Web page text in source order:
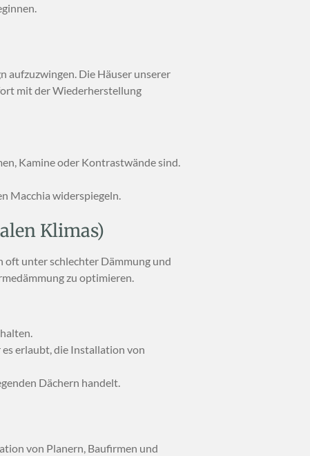
aufzuzwingen. Die Häuser unserer
mit der Wiederherstellung
Kamine oder Kontrastwände sind.
Macchia widerspiegeln.
Klimas)
oft unter schlechter Dämmung und
zu optimieren.
erlaubt, die Installation von
Dächern handelt.
von Planern, Baufirmen und